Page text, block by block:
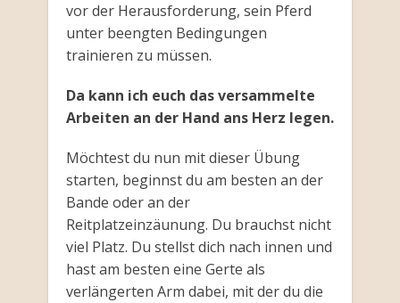
vor der Herausforderung, sein Pferd
unter beengten Bedingungen
trainieren zu müssen.
Da kann ich euch das versammelte
Arbeiten an der Hand ans Herz legen.
Möchtest du nun mit dieser Übung
starten, beginnst du am besten an der
Bande oder an der
Reitplatzeinzäunung. Du brauchst nicht
viel Platz. Du stellst dich nach innen und
hast am besten eine Gerte als
verlängerten Arm dabei, mit der du die